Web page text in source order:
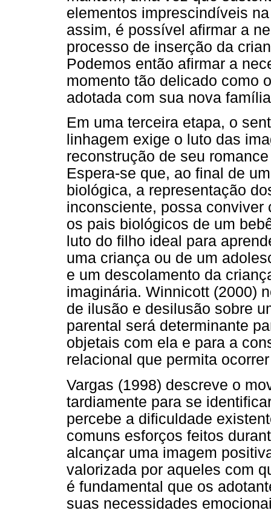
elementos imprescindíveis
assim, é possível afirmar a
processo de inserção da
Podemos então afirmar a
momento tão delicado como
adotada com sua nova
Em uma terceira etapa, o
linhagem exige o luto das
reconstrução de seu
Espera-se que, ao final de
biológica, a representação
inconsciente, possa
os pais biológicos de um
luto do filho ideal para
uma criança ou de um
e um descolamento da
imaginária. Winnicott (2000)
de ilusão e desilusão sobre
parental será determinante
objetais com ela e para a
relacional que permita
Vargas (1998) descreve o
tardiamente para se
percebe a dificuldade
comuns esforços feitos
alcançar uma imagem
valorizada por aqueles com
é fundamental que os
suas necessidades